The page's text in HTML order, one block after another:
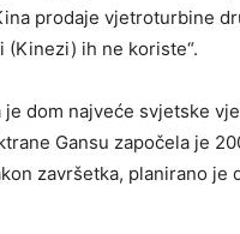
prodaje vjetroturbine
(Kinezi) ih ne koriste“.
dom najveće svjetske
Gansu započela je
završetka, planirano je